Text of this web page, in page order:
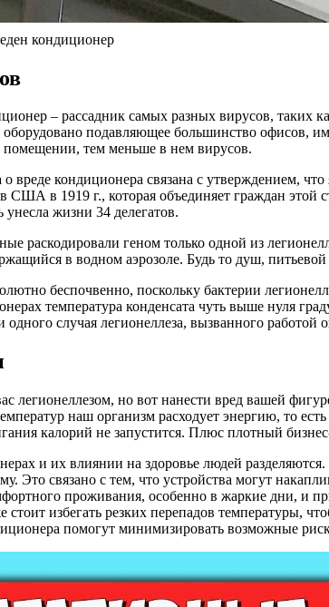
кондиционер
– рассадник самых разных вирусов, таких
подавляющее большинство офисов,
помещении, тем меньше в нем вирусов.
вреде кондиционера связана с утверждением,
США в 1919 г., которая объединяет граждан
унесла жизни 34 делегатов.
раскодировали геном только одной из
в водном аэрозоле. Будь то душ,
беспочвенно, поскольку бактерии
температура конденсата чуть выше нуля
одного случая легионеллеза, вызванного
легионеллезом, но вот нанести вред вашей
наш организм расходует энергию, то
калорий не запустится. Плюс плотный
и их влиянии на здоровье людей
Это связано с тем, что устройства могут
проживания, особенно в жаркие дни, и
стоит избегать резких перепадов температуры,
помогут минимизировать возможные